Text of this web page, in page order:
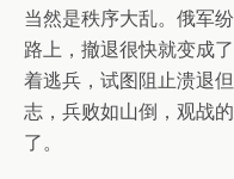
当然是秩序大乱。俄军
路上，撤退很快就变成
着逃兵，试图阻止溃退
志，兵败如山倒，观战
了。